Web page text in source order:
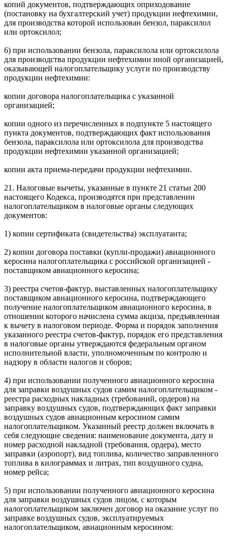
копий документов, подтверждающих оприходование
(постановку на бухгалтерский учет) продукции нефтехимии,
для производства которой использован бензол, параксилол
или ортоксилол;
6) при использовании бензола, параксилола или ортоксилола
для производства продукции нефтехимии иной организацией,
оказывающей налогоплательщику услуги по производству
продукции нефтехимии:
копии договора налогоплательщика с указанной
организацией;
копии одного из перечисленных в подпункте 5 настоящего
пункта документов, подтверждающих факт использования
бензола, параксилола или ортоксилола для производства
продукции нефтехимии указанной организацией;
копии акта приема-передачи продукции нефтехимии.
21. Налоговые вычеты, указанные в пункте 21 статьи 200
настоящего Кодекса, производятся при представлении
налогоплательщиком в налоговые органы следующих
документов:
1) копии сертификата (свидетельства) эксплуатанта;
2) копии договора поставки (купли-продажи) авиационного
керосина налогоплательщика с российской организацией -
поставщиком авиационного керосина;
3) реестра счетов-фактур, выставленных налогоплательщику
поставщиком авиационного керосина, подтверждающего
получение налогоплательщиком авиационного керосина, в
отношении которого начислена сумма акциза, предъявленная
к вычету в налоговом периоде. Форма и порядок заполнения
указанного реестра счетов-фактур, порядок его представления
в налоговые органы утверждаются федеральным органом
исполнительной власти, уполномоченным по контролю и
надзору в области налогов и сборов;
4) при использовании полученного авиационного керосина
для заправки воздушных судов самим налогоплательщиком -
реестра расходных накладных (требований, ордеров) на
заправку воздушных судов, подтверждающих факт заправки
воздушных судов авиационным керосином самим
налогоплательщиком. Указанный реестр должен включать в
себя следующие сведения: наименование документа, дату и
номер расходной накладной (требования, ордера), место
заправки (аэропорт), вид топлива, количество заправленного
топлива в килограммах и литрах, тип воздушного судна,
номер рейса;
5) при использовании полученного авиационного керосина
для заправки воздушных судов лицом, с которым
налогоплательщиком заключен договор на оказание услуг по
заправке воздушных судов, эксплуатируемых
налогоплательщиком, авиационным керосином: